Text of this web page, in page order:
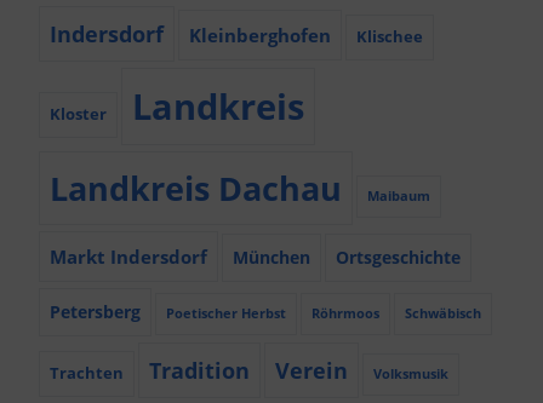
Indersdorf Kleinberghofen Klischee
Kloster Landkreis
Landkreis Dachau Maibaum
Markt Indersdorf München Ortsgeschichte
Petersberg Poetischer Herbst Röhrmoos Schwäbisch
Trachten Tradition Verein Volksmusik